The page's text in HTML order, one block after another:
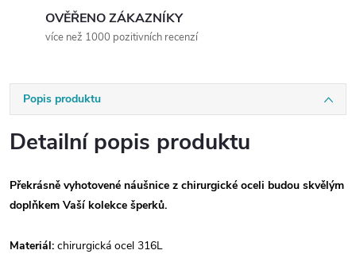
OVĚŘENO ZÁKAZNÍKY
více než 1000 pozitivních recenzí
Popis produktu
Detailní popis produktu
Překrásně vyhotovené náušnice z chirurgické oceli budou skvělým
doplňkem Vaší kolekce šperků.
Materiál: chirurgická ocel 316L